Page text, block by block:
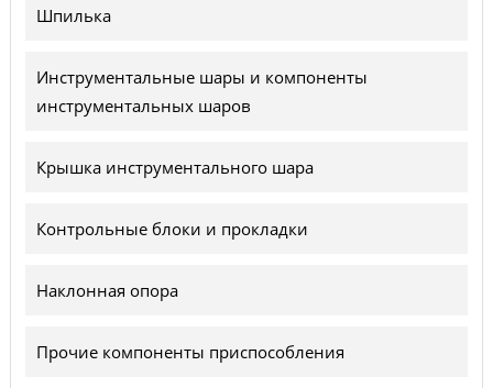
Шпилька
Инструментальные шары и компоненты
инструментальных шаров
Крышка инструментального шара
Контрольные блоки и прокладки
Наклонная опора
Прочие компоненты приспособления